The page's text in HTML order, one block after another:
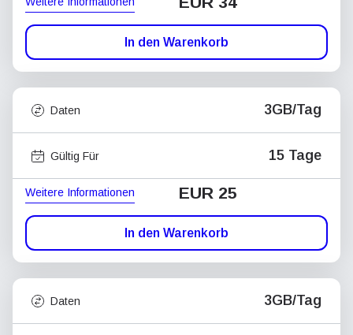
In den Warenkorb
Daten 3GB/Tag
Gültig Für 15 Tage
Weitere Informationen EUR 25
In den Warenkorb
Daten 3GB/Tag